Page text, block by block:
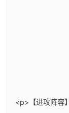
<p>【进攻阵容